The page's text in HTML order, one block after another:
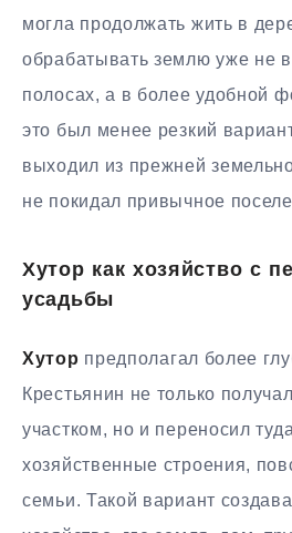
могла продолжать жить в
обрабатывать землю уже не
полосах, а в более удобной
это был менее резкий
выходил из прежней
не покидал привычное
Хутор как хозяйство с
усадьбы
Хутор предполагал более
Крестьянин не только
участком, но и переносил
хозяйственные строения,
семьи. Такой вариант